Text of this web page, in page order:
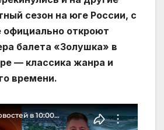
сезон на юге России, с
официально откроют
балета «Золушка» в
— классика жанра и
времени.